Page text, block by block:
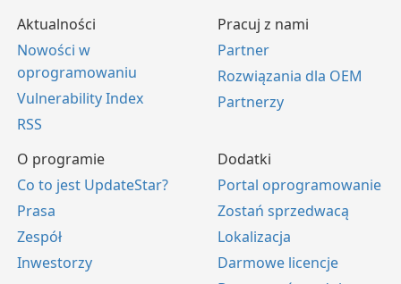
Aktualności
Nowości w
oprogramowaniu
Vulnerability Index
RSS
Pracuj z nami
Partner
Rozwiązania dla OEM
Partnerzy
O programie
Co to jest UpdateStar?
Prasa
Zespół
Inwestorzy
Dodatki
Portal oprogramowanie
Zostań sprzedwacą
Lokalizacja
Darmowe licencje